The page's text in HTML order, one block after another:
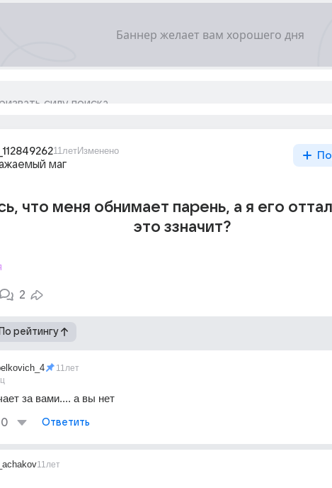
11летИзменено
маг
что меня обнимает парень, а я его
это ззначит?
2
По рейтингу
11лет
за вами.... а вы нет
0 Ответить
11лет